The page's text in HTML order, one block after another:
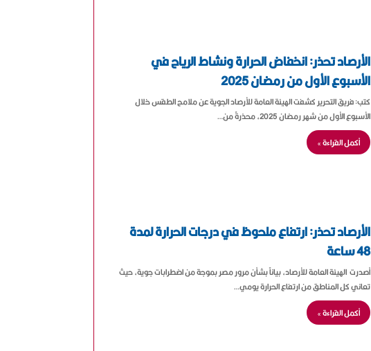
الأرصاد تحذر: انخفاض الحرارة ونشاط الرياح في
الأسبوع الأول من رمضان 2025
كتب: فريق التحرير كشفت الهيئة العامة للأرصاد الجوية عن ملامح الطقس خلال
الأسبوع الأول من شهر رمضان 2025، محذرةً من…
أكمل القراءة »
الأرصاد تحذر: ارتفاع ملحوظ في درجات الحرارة لمدة
48 ساعة
أصدرت الهيئة العامة للأرصاد، بياناً بشأن مرور مصر بموجة من اضطرابات جوية، حيث
تعاني كل المناطق من ارتفاع الحرارة يومي…
أكمل القراءة »